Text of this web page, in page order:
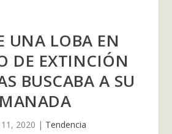
UNA LOBA EN
DE EXTINCIÓN
BUSCABA A SU
MANADA
11, 2020 | Tendencia